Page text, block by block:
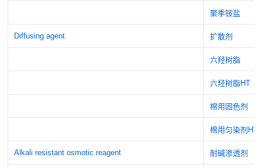
聚季铵盐
Diffusing agent 扩散剂
六羟树脂
六羟树脂HT
棉用固色剂
棉用匀染剂HT
Alkali resistant osmotic reagent 耐碱渗透剂